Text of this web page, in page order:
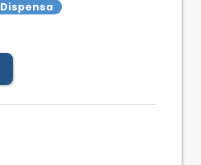
Dispensa